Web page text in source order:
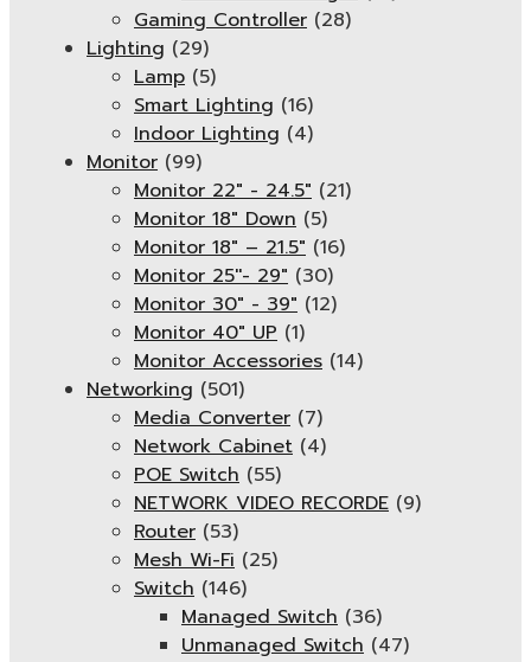
Gaming Controller (28)
Lighting (29)
Lamp (5)
Smart Lighting (16)
Indoor Lighting (4)
Monitor (99)
Monitor 22" - 24.5" (21)
Monitor 18" Down (5)
Monitor 18″ – 21.5″ (16)
Monitor 25''- 29" (30)
Monitor 30" - 39" (12)
Monitor 40" UP (1)
Monitor Accessories (14)
Networking (501)
Media Converter (7)
Network Cabinet (4)
POE Switch (55)
NETWORK VIDEO RECORDE (9)
Router (53)
Mesh Wi-Fi (25)
Switch (146)
Managed Switch (36)
Unmanaged Switch (47)